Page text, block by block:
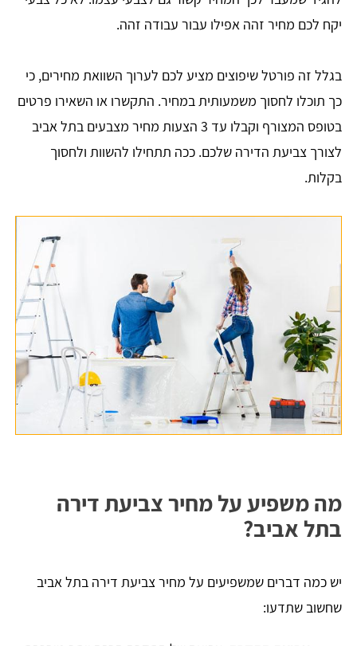
יקח לכם מחיר זהה אפילו עבור עבודה זהה.
בגלל זה פורטל שיפוצים מציע לכם לערוך השוואת מחירים, כי
כך תוכלו לחסוך משמעותית במחיר. התקשרו או השאירו פרטים
בטופס המצורף וקבלו עד 3 הצעות מחיר מצבעים בתל אביב
לצורך צביעת הדירה שלכם. ככה תתחילו להשוות ולחסוך
בקלות.
מה משפיע על מחיר צביעת דירה
בתל אביב?
יש כמה דברים שמשפיעים על מחיר צביעת דירה בתל אביב
שחשוב שתדעו: